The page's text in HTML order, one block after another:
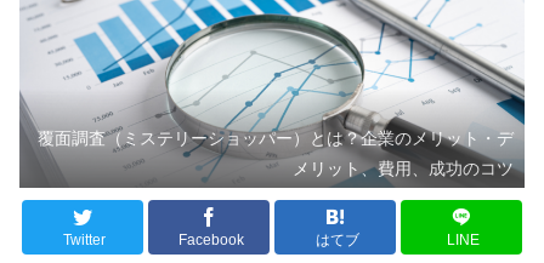
覆面調査（ミステリーショッパー）とは？企業のメリット・デ
メリット、費用、成功のコツ
Twitter Facebook はてブ LINE